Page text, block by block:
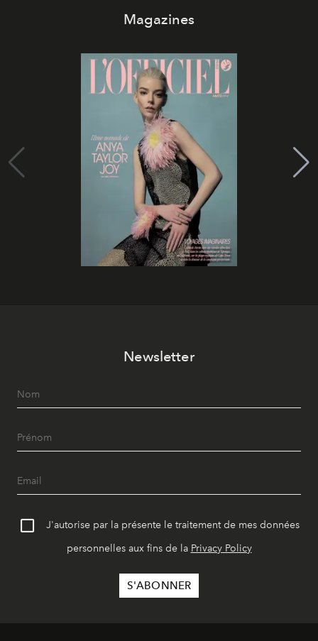
Magazines
Newsletter
J'autorise par la présente le traitement de mes données
personnelles aux fins de la Privacy Policy